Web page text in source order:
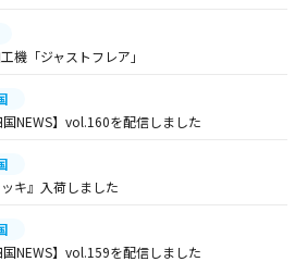
機「ジャストフレア」
NEWS】vol.160を配信しました
キ』入荷しました
NEWS】vol.159を配信しました